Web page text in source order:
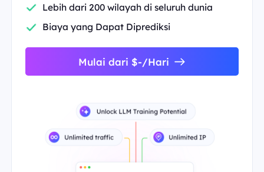
Lebih dari 200 wilayah di seluruh dunia
Biaya yang Dapat Diprediksi
Mulai dari $-/Hari